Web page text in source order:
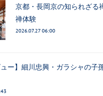
京都・長岡京の知られざる
禅体験
2026.07.27 06:00
ュー】細川忠興・ガラシャの子